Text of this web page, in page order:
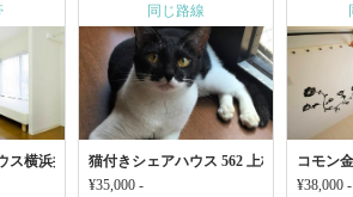
ス横浜井土ヶ谷
同じ路線
猫付きシェアハウス 562 上板橋
¥35,000 -
コモン
¥38,000 -